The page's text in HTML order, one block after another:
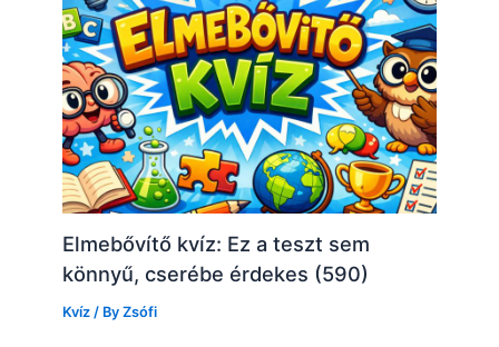
Elmebővítő kvíz: Ez a teszt sem
könnyű, cserébe érdekes (590)
Kvíz / ByZsófi